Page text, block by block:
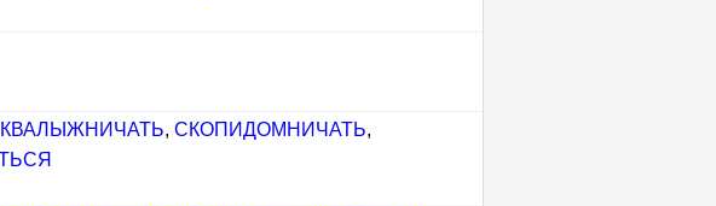
, СКОПИДОМНИЧАТЬ,